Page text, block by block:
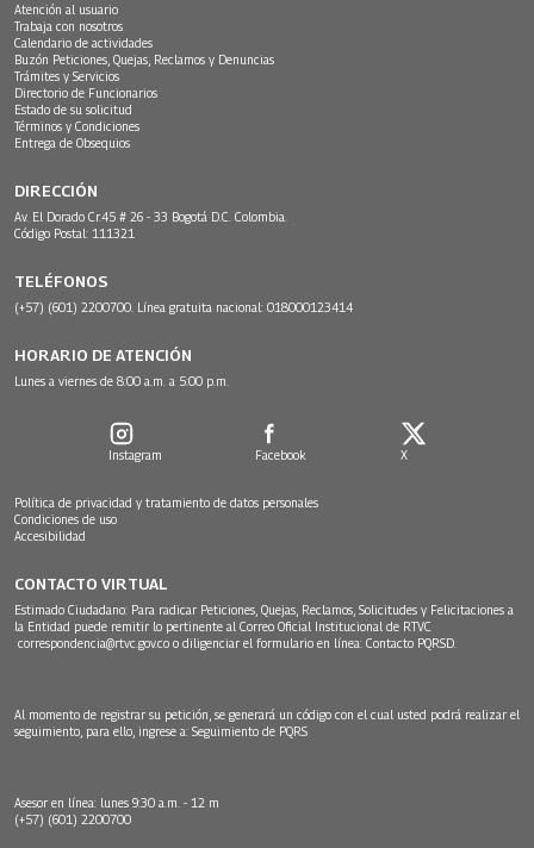
Atención al usuario
Trabaja con nosotros
Calendario de actividades
Buzón Peticiones, Quejas, Reclamos y Denuncias
Trámites y Servicios
Directorio de Funcionarios
Estado de su solicitud
Términos y Condiciones
Entrega de Obsequios
DIRECCIÓN
Av. El Dorado Cr.45 # 26 - 33 Bogotá D.C. Colombia.
Código Postal: 111321
TELÉFONOS
(+57) (601) 2200700. Línea gratuita nacional: 018000123414
HORARIO DE ATENCIÓN
Lunes a viernes de 8:00 a.m. a 5:00 p.m.
Instagram Facebook X
Política de privacidad y tratamiento de datos personales
Condiciones de uso
Accesibilidad
CONTACTO VIRTUAL
Estimado Ciudadano: Para radicar Peticiones, Quejas, Reclamos, Solicitudes y Felicitaciones a
la Entidad puede remitir lo pertinente al Correo Oficial Institucional de RTVC
correspondencia@rtvc.gov.co o diligenciar el formulario en línea: Contacto PQRSD.
Al momento de registrar su petición, se generará un código con el cual usted podrá realizar el
seguimiento, para ello, ingrese a: Seguimiento de PQRS
Asesor en línea: lunes 9:30 a.m. - 12 m
(+57) (601) 2200700